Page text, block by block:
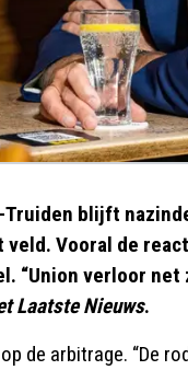
blijft
Vooral de
“Union verloor
Laatste Nieuws.
de arbitrage. “De